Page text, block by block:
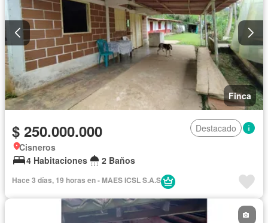
Finca
$ 250.000.000
Destacado
Cisneros
4 Habitaciones
2 Baños
Hace 3 días, 19 horas en - MAES ICSL S.A.S